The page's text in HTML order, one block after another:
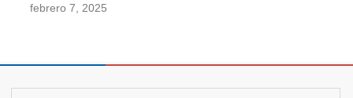
febrero 7, 2025